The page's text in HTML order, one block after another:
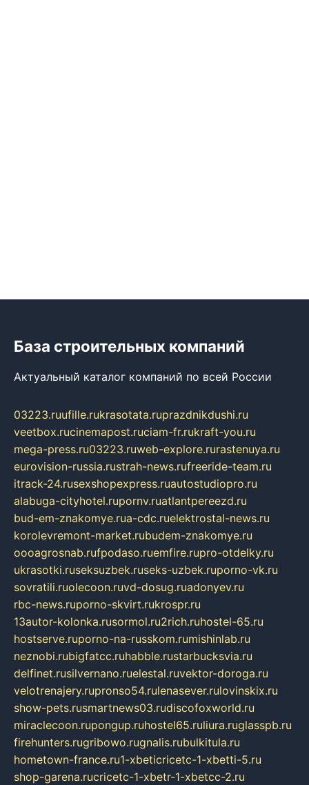
База строительных компаний
Актуальный каталог компаний по всей России
03223.ruufille.rukrasotata.ruprazdnikdushi.ru
veetbox.rucinemapost.ruciam-fr.rukraft-you.ru
mega-press.ru03223.ruweb-explore.rurastenuya.ru
eurovision-russia.rustrah-news.rufreeride-team.ru
itrack-24.rusexshopexpress.ruautostudiopro.ru
alabuga-cityhotel.rupornv.ruatlantpereezd.ru
bud-em-znakomye.rua-cdc.ruelektrostal-news.ru
korolevremont-market.rubudem-znakomye.ru
oooagrosnab.rufpodaso.ruemfire.rupro-otdelky.ru
ukrasotki.ruseksuzbek.ruseks-uzbek.ruporno-vk.ru
sovratili.ruolecoon.ruvd-dosug.ruadonyev.ru
rbc-news.ruporno-skvirt.rukrospr.ru
13autor-kolonka.rusormol.ru2rich.ruhostel-65.ru
hostserve.ruporno-na-russkom.rumishinlab.ru
neznobi.rubigfatcc.ruhabble.rustarbucksvia.ru
delfinet.rusilvernano.ruelestal.ruvektor-doroga.ru
velotrenajery.rupronso54.rulenasever.rulovinskix.ru
show-pets.rusmartnews03.rudiscofoxworld.ru
miraclecoon.rupongup.ruhostel65.ruliura.ruglasspb.ru
firehunters.rugribowo.rugnalis.rubulkitula.ru
hometown-france.ru1-xbeticricetc-1-xbetti-5.ru
shop-garena.rucricetc-1-xbetr-1-xbetcc-2.ru